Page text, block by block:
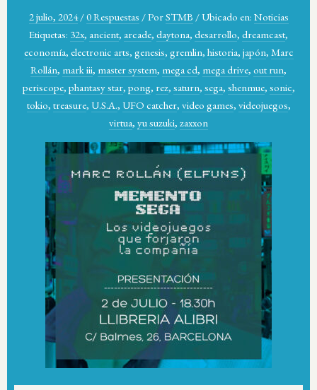
2 julio, 2024 /0 Respuestas /PorSTMB / Ubicado en: Noticias
Etiquetas: 32x, ancient, arcade, daytona, desarrollo, dreamcast,
economía, electronic arts, genesis, gremlin, historia, japón, Marc
Rollán, mark iii, master system, mega cd, mega drive, out run,
periscope, phantasy star, pong, rez, saturn, sega, shenmue, sonic,
tokio, treasure, U.S.A., UFO catcher, video games, videojuegos,
virtua, yu suzuki, zaxxon